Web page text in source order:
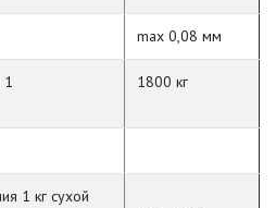
max 0,08 мм
1
1800 кг
1 кг сухой